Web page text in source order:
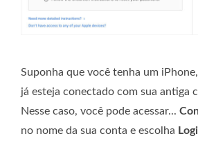
Suponha que você tenha um
já esteja conectado com sua antiga
Nesse caso, você pode acessar...
no nome da sua conta e escolha